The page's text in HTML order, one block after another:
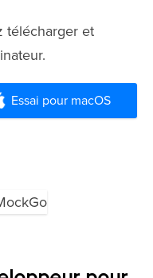
télécharger et
Essai pour macOS